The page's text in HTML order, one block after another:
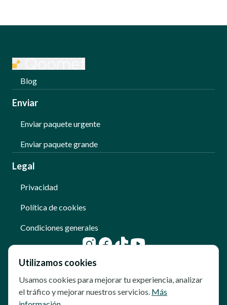
Blog
Enviar
Enviar paquete urgente
Enviar paquete grande
Legal
Privacidad
Política de cookies
Condiciones generales
Utilizamos cookies
Usamos cookies para mejorar tu experiencia, analizar
el tráfico y mejorar nuestros servicios. Más